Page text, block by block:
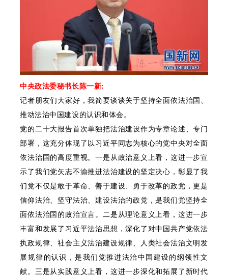
中央政法委秘书长陈一新:
记者朋友们大家好，我简要谈谈关于坚持全面依法治国、
推动法治中国建设的认识和体会。
党的二十大报告首次单独把法治建设作为专章论述、专门
部署，这充分体现了以习近平同志为核心的党中央对全面
依法治国的高度重视。一是从政治意义上看，这进一步宣
示了我们党矢志不渝推进法治建设的坚定决心，彰显了我
们党不仅是敢于革命、善于建设、勇于改革的政党，更是
信仰法治、坚守法治、建设法治的政党，是我们党坚持全
面依法治国的政治宣言。二是从理论意义上看，这进一步
丰富和发展了习近平法治思想，深化了对中国共产党依法
执政规律、社会主义法治建设规律、人类社会法治文明发
展规律的认识，是我们党推进法治中国建设的纲领性文
献。三是从实践意义上看，这进一步深化和拓展了新时代